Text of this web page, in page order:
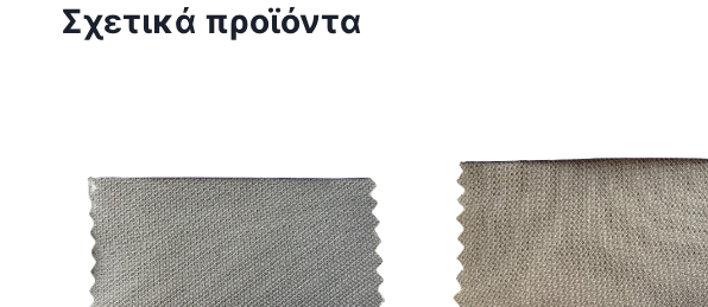
Σχετικά προϊόντα